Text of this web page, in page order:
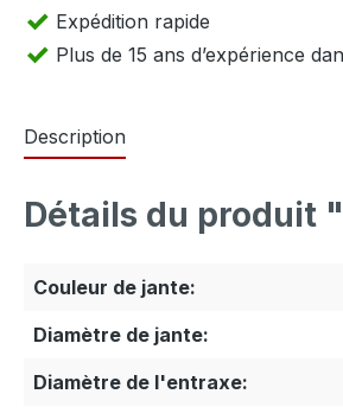
Expédition rapide
Plus de 15 ans d’expérience
Description
Détails du produit
Couleur de jante:
Diamètre de jante:
Diamètre de l'entraxe: